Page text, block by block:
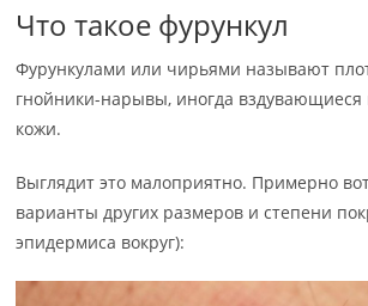
Что такое фурункул
Фурункулами или чирьями называют
гнойники-нарывы, иногда вздувающиеся
кожи.
Выглядит это малоприятно. Примерно
варианты других размеров и степени
эпидермиса вокруг):